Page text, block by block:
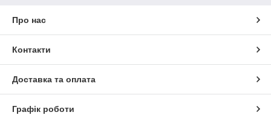
Про нас
Контакти
Доставка та оплата
Графік роботи